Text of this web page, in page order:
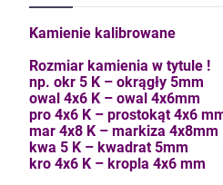
Kamienie kalibrowane
Rozmiar kamienia w tytule !
np. okr 5 K – okrągły 5mm
owal 4x6 K – owal 4x6mm
pro 4x6 K – prostokąt 4x6
mar 4x8 K – markiza 4x8mm
kwa 5 K – kwadrat 5mm
kro 4x6 K – kropla 4x6 mm